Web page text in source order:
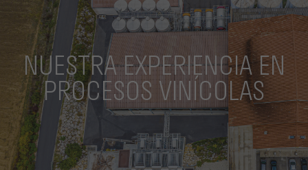
NUESTRA EXPERIENCIA EN
PROCESOS VINÍCOLAS